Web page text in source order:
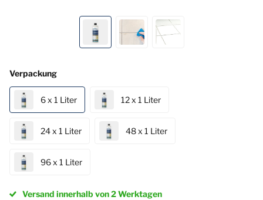
Verpackung
6 x 1 Liter 12 x 1 Liter
24 x 1 Liter 48 x 1 Liter
96 x 1 Liter
Versand innerhalb von 2 Werktagen